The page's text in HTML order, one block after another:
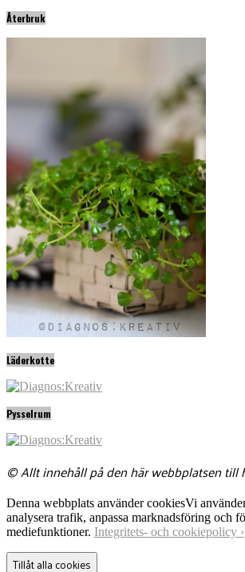
Återbruk
Läderkotte
Pysselrum
© Allt innehåll på den här webbplatsen till
Denna webbplats använder cookiesVi
analysera trafik, anpassa marknadsföring och
mediefunktioner. Integritets- och cookiepolicy ›
Tillåt alla cookies